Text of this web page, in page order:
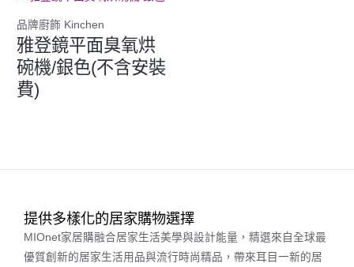
品牌廚飾 Kinchen
雅登鏡平面臭氧烘
碗機/銀色(不含安裝
費)
提供多樣化的居家購物選擇
MIOnet家居購融合居家生活美學與設計能量，精選來自全球最
優質創新的居家生活用品與流行時尚精品，帶來耳目一新的居